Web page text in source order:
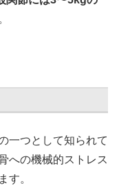
一つとして知られて
への機械的ストレス
す。